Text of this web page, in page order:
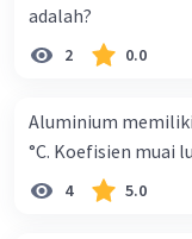
adalah?
2 0.0
Aluminium
°C. Koefisien muai
4 5.0